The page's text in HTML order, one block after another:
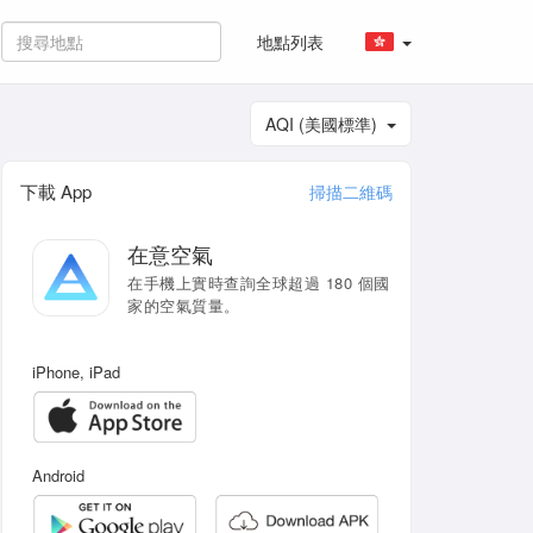
地點列表
AQI (美國標準)
下載 App 掃描二維碼
在意空氣
在手機上實時查詢全球超過 180 個國
家的空氣質量。
iPhone, iPad
Android